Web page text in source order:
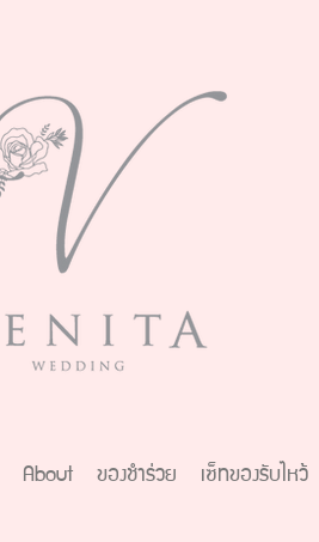
About ของชำร่วย เซ็ทของรับไหว้